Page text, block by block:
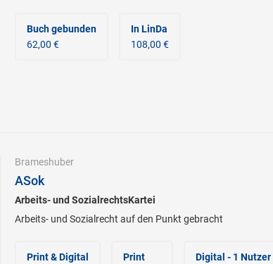
Buch gebunden
62,00 €
In LinDa
108,00 €
Brameshuber
ASok
Arbeits- und SozialrechtsKartei
Arbeits- und Sozialrecht auf den Punkt gebracht
Print & Digital
Print
Digital - 1 Nutzer